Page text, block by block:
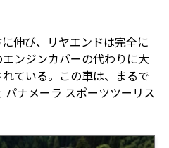
伸び、リヤエンドは完全に
ンジンカバーの代わりに大
ている。この車は、まるで
ナメーラ スポーツツーリス